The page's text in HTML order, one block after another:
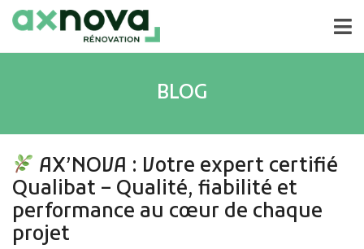
BLOG
AX’NOVA : Votre expert certifié
Qualibat – Qualité, fiabilité et
performance au cœur de chaque
projet